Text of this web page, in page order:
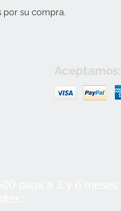
por su compra.
Aceptamos: